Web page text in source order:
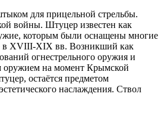
для прицельной стрельбы.
войны. Штуцер известен как
которым были оснащены многие
в XVIII-XIX вв. Возникший как
огнестрельного оружия и
оружием на момент Крымской
остаётся предметом
наслаждения. Ствол